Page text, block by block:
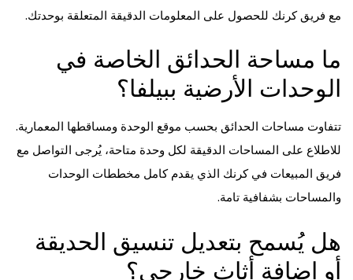
مع فريق كرنك للحصول على المعلومات الدقيقة المتعلقة بوحدتك.
ما مساحة الحدائق الخاصة في
الوحدات الأرضية ببيلفا؟
تتفاوت مساحات الحدائق بحسب موقع الوحدة ومساقطها المعمارية.
للاطلاع على المساحات الدقيقة لكل وحدة متاحة، يُرجى التواصل مع
فريق المبيعات في كرنك الذي يقدم كامل مخططات الوحدات
والمساحات بشفافية تامة.
هل يُسمح بتعديل تنسيق الحديقة
أو إضافة أثاث خارجي؟